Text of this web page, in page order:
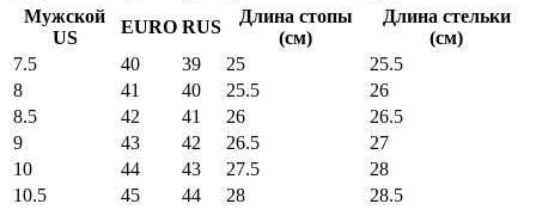
Мужской
US
EURO RUS
Длина стопы
(см)
Длина стельки
(см)
7.5
40 39 25
25.5
8
41 40 25.5
26
8.5
42 41 26
26.5
9
43 42 26.5
27
10
44 43 27.5
28
10.5
45 44 28
28.5